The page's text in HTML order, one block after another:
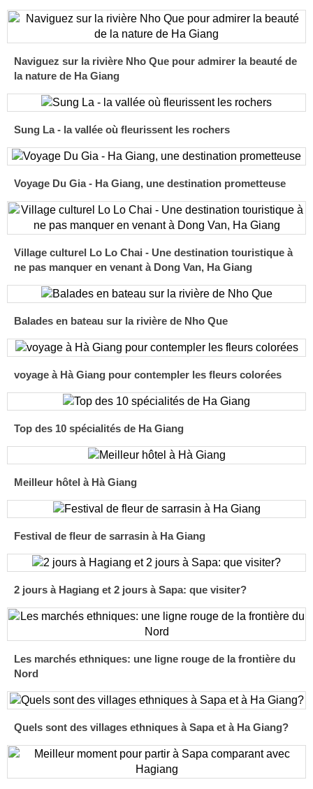
Naviguez sur la rivière Nho Que pour admirer la beauté de
la nature de Ha Giang
Sung La - la vallée où fleurissent les rochers
Voyage Du Gia - Ha Giang, une destination prometteuse
Village culturel Lo Lo Chai - Une destination touristique à
ne pas manquer en venant à Dong Van, Ha Giang
Balades en bateau sur la rivière de Nho Que
voyage à Hà Giang pour contempler les fleurs colorées
Top des 10 spécialités de Ha Giang
Meilleur hôtel à Hà Giang
Festival de fleur de sarrasin à Ha Giang
2 jours à Hagiang et 2 jours à Sapa: que visiter?
Les marchés ethniques: une ligne rouge de la frontière du
Nord
Quels sont des villages ethniques à Sapa et à Ha Giang?